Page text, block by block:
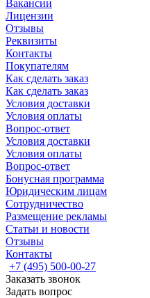
Вакансии
Лицензии
Отзывы
Реквизиты
Контакты
Покупателям
Как сделать заказ
Как сделать заказ
Условия доставки
Условия оплаты
Вопрос-ответ
Условия доставки
Условия оплаты
Вопрос-ответ
Бонусная программа
Юридическим лицам
Сотрудничество
Размещение рекламы
Статьи и новости
Отзывы
Контакты
+7 (495) 500-00-27
Заказать звонок
Задать вопрос